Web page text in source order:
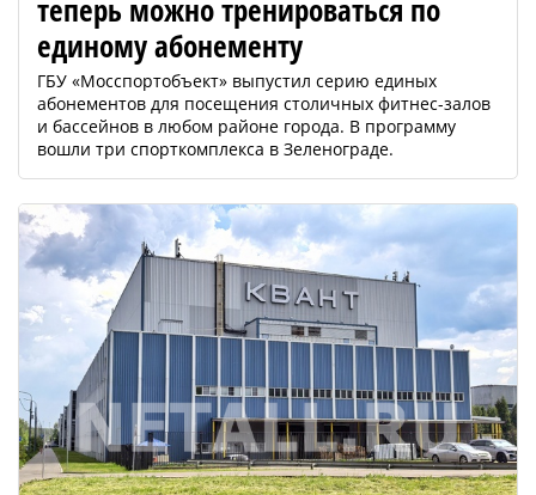
теперь можно тренироваться по
единому абонементу
ГБУ «Мосспортобъект» выпустил серию единых
абонементов для посещения столичных фитнес-залов
и бассейнов в любом районе города. В программу
вошли три спорткомплекса в Зеленограде.